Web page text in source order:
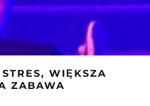
WIĘKSZA
ZABAWA